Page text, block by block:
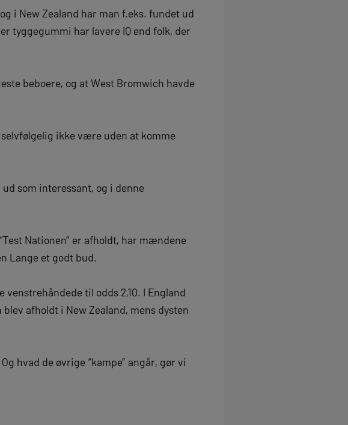
i New Zealand har man f.eks. fundet ud
tyggegummi har lavere IQ end folk, der
beboere, og at West Bromwich havde
ikke være uden at komme
som interessant, og i denne
Nationen” er afholdt, har mændene
Lange et godt bud.
til odds 2,10. I England
afholdt i New Zealand, mens dysten
hvad de øvrige “kampe” angår, gør vi